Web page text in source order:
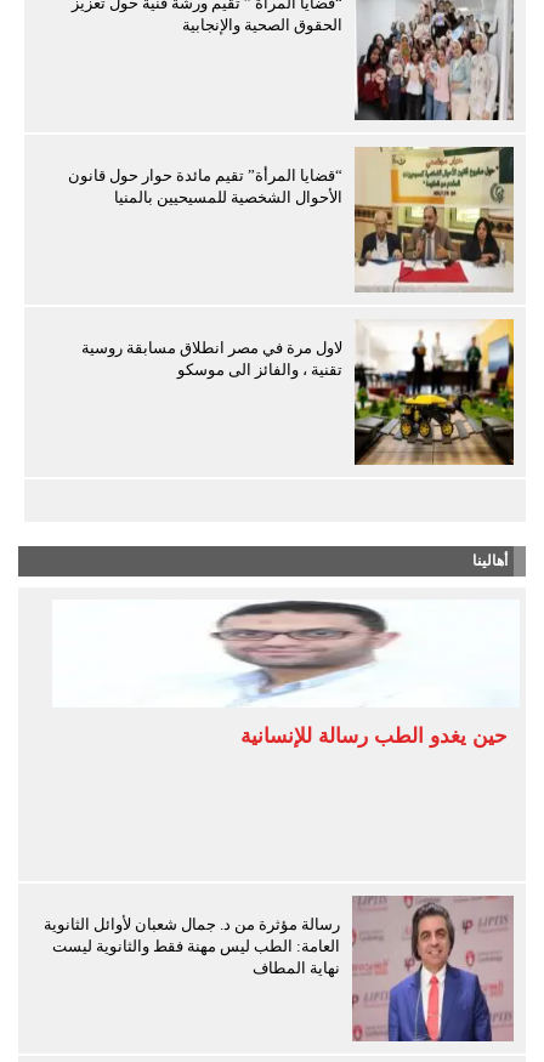
الحقوق الصحية والإنجابية
“قضايا المرأة” تقيم مائدة حوار حول قانون
الأحوال الشخصية للمسيحيين بالمنيا
لاول مرة في مصر انطلاق مسابقة روسية
تقنية ، والفائز الى موسكو
أهالينا
حين يغدو الطب رسالة للإنسانية
رسالة مؤثرة من د. جمال شعبان لأوائل الثانوية
العامة: الطب ليس مهنة فقط والثانوية ليست
نهاية المطاف